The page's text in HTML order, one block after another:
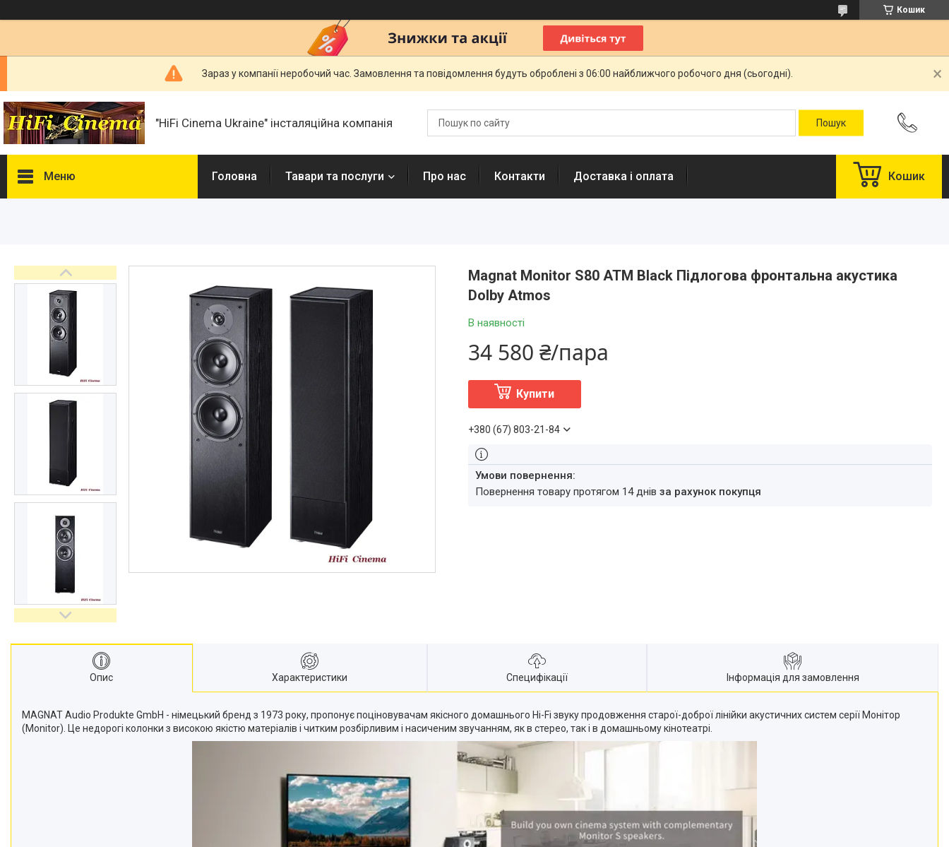
Кошик
Зараз у компанії неробочий час. Замовлення та повідомлення будуть оброблені з 06:00 найближчого робочого дня (сьогодні).
"HiFi Cinema Ukraine" інсталяційна компанія
Меню
Презентації і документи
Про нас
Сертифікати і ліцензії
Відгуки
Доставка і оплата
Головна Тавари та послуги Про нас Контакти Доставка і оплата Кошик
Magnat Monitor S80 ATM Black Підлогова фронтальна акустика
Dolby Atmos
В наявності
34 580 ₴/пара
Купити
+380 (67) 803-21-84
повернення товару протягом 14 днів за рахунок покупця
Опис Характеристики Специфікації Інформація для замовлення
MAGNAT Audio Produkte GmbH - німецький бренд з 1973 року, пропонує поціновувачам якісного домашнього Hi-Fi звуку продовження старої-доброї лінійки акустичних систем серії Монітор
(Monitor). Це недорогі колонки з високою якістю матеріалів і читким розбірливим і насиченим звучанням, як в стерео, так і в домашньому кінотеатрі.